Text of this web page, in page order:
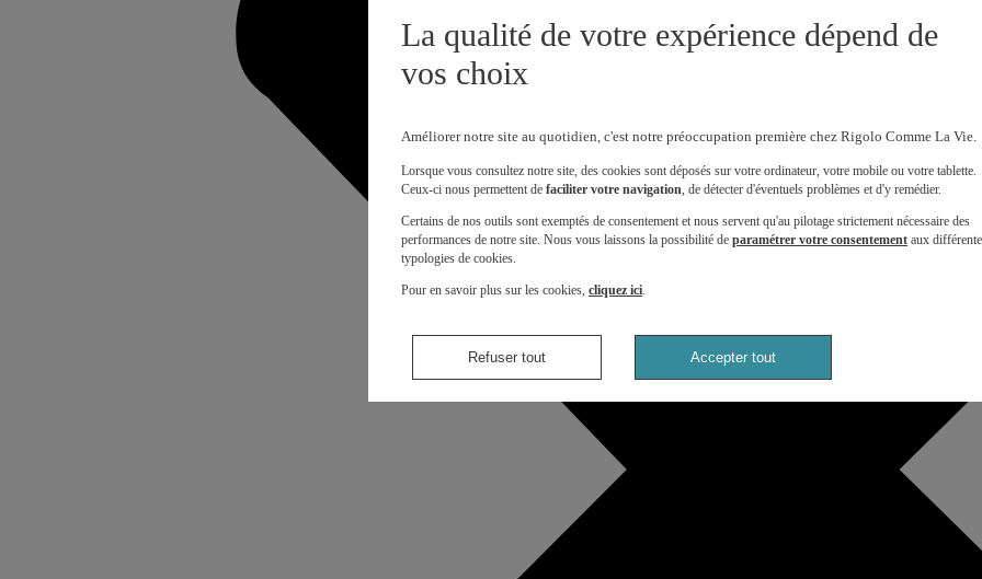
La qualité de votre expérience dépend de
vos choix
Améliorer notre site au quotidien, c'est notre préoccupation première chez Rigolo Comme La Vie.
Lorsque vous consultez notre site, des cookies sont déposés sur votre ordinateur, votre mobile ou votre tablette.
Ceux-ci nous permettent de faciliter votre navigation , de détecter d'éventuels problèmes et d'y remédier.
Certains de nos outils sont exemptés de consentement et nous servent qu'au pilotage strictement nécessaire des
performances de notre site. Nous vous laissons la possibilité de paramétrer votre consentement aux
typologies de cookies.
Pour en savoir plus sur les cookies, cliquez ici
Refuser tout Accepter tout